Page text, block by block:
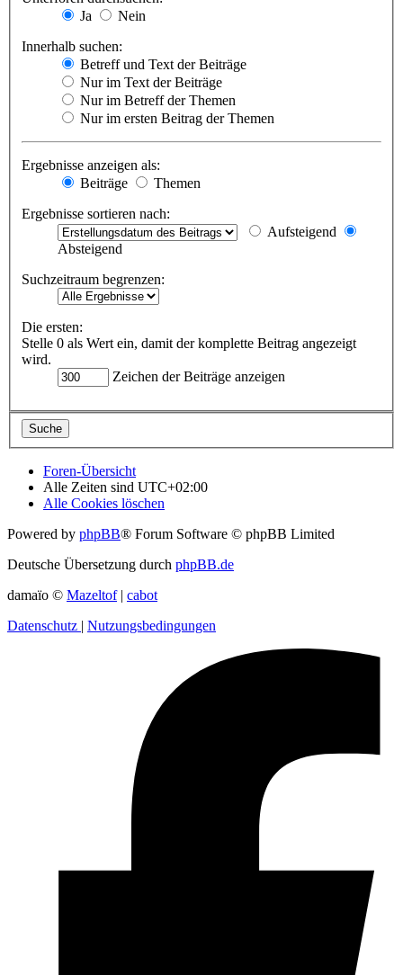
Ja
Nein
Innerhalb suchen:
Betreff und Text der Beiträge
Nur im Text der Beiträge
Nur im Betreff der Themen
Nur im ersten Beitrag der Themen
Ergebnisse anzeigen als:
Beiträge
Themen
Ergebnisse sortieren nach:
Aufsteigend
Absteigend
Suchzeitraum begrenzen:
Die ersten:
Stelle 0 als Wert ein, damit der komplette Beitrag angezeigt
wird.
Zeichen der Beiträge anzeigen
Foren-Übersicht
Alle Zeiten sind UTC+02:00
Alle Cookies löschen
Powered by phpBB® Forum Software © phpBB Limited
Deutsche Übersetzung durch phpBB.de
damaïo © Mazeltof| cabot
Datenschutz | Nutzungsbedingungen